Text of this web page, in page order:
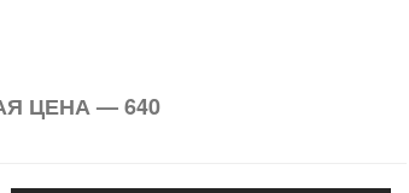
ЦЕНА — 640